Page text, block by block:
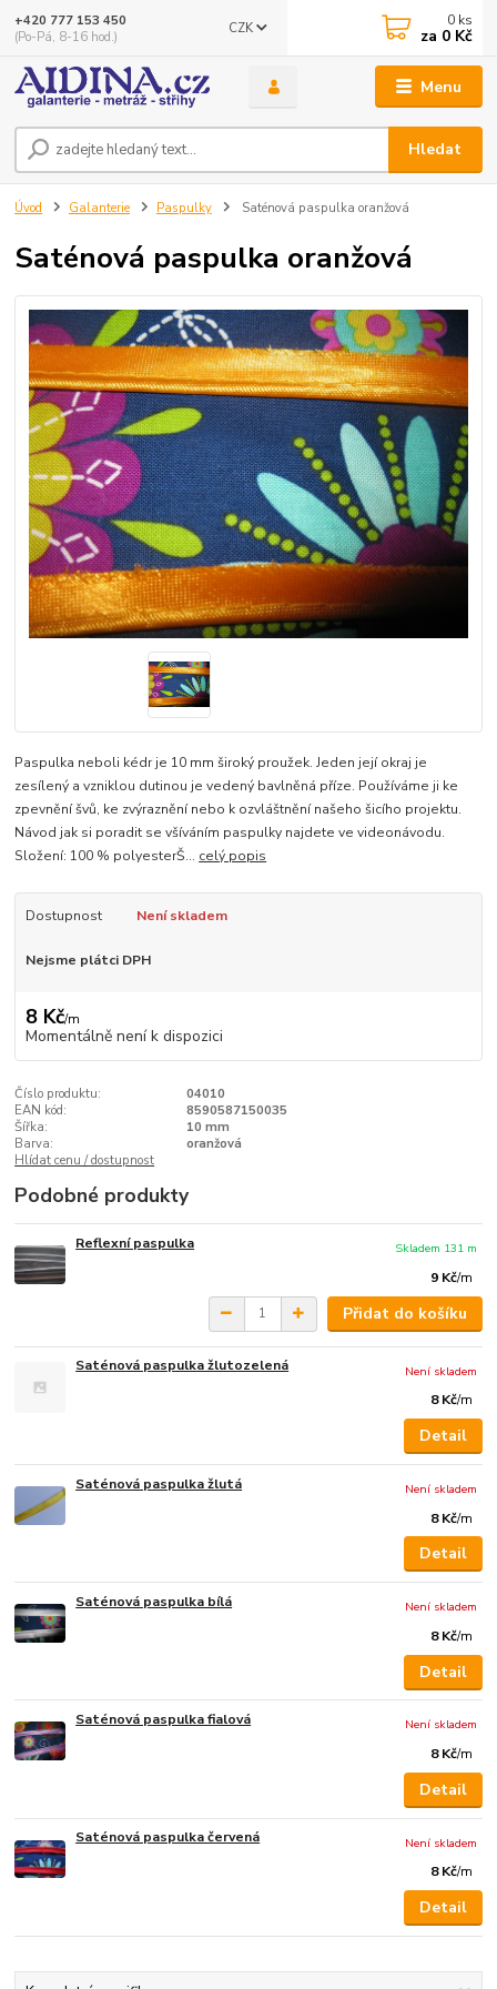
Menu
CZK
Hledat
+420 777 153 450
(Po-Pá, 8-16 hod.)
0 ks
za 0 Kč
Úvod Galanterie Paspulky Saténová paspulka oranžová
Saténová paspulka oranžová
Paspulka neboli kédr je 10 mm široký proužek. Jeden její okraj je
zesílený a vzniklou dutinou je vedený bavlněná příze. Používáme ji ke
zpevnění švů, ke zvýraznění nebo k ozvláštnění našeho šicího projektu.
Návod jak si poradit se všíváním paspulky najdete ve videonávodu.
Složení: 100 % polyesterŠ... celý popis
Dostupnost Není skladem
Nejsme plátci DPH
8 Kč/m
Momentálně není k dispozici
Číslo produktu:
04010
EAN kód:
8590587150035
Šířka:
10 mm
Barva:
oranžová
Hlídat cenu / dostupnost
Podobné produkty
Reflexní paspulka
9 Kč/m
Skladem 131 m
Přidat do košíku
Saténová paspulka žlutozelená
8 Kč/m
Není skladem
Detail
Saténová paspulka žlutá
8 Kč/m
Není skladem
Detail
Saténová paspulka bílá
8 Kč/m
Není skladem
Detail
Saténová paspulka fialová
8 Kč/m
Není skladem
Detail
Saténová paspulka červená
8 Kč/m
Není skladem
Detail